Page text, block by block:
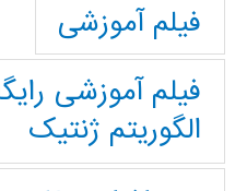
فیلم آموزشی
فیلم آموزشی
الگوریتم ژنتیک